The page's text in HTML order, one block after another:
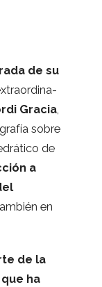
de su
Gra­cia,
sobre
de
a
en
de la
ha